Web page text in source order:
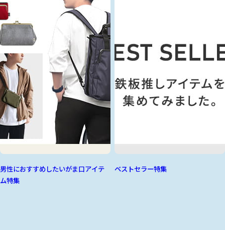
男性におすすめしたいがま口アイテ
ム特集
ベストセラー特集